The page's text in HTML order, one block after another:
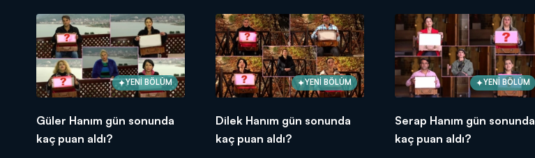
YENİ BÖLÜM
Güler Hanım gün sonunda
kaç puan aldı?
YENİ BÖLÜM
Dilek Hanım gün sonunda
kaç puan aldı?
YENİ BÖLÜM
Serap Hanım gün sonunda
kaç puan aldı?